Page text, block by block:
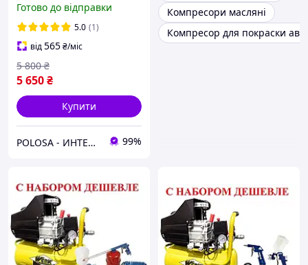
BM-2Т24N з Набором 4
пневмоінструментів
Готово до відправки
5.0 (1)
від565₴/міс
5 650₴
5 800 ₴
Купити
POLOSA - ИНТЕРНЕТ-МАГАЗИН ТОВАРОВ ДЛЯ СТРОИТЕЛЬСТВА, САДА И ДОМА 99%
Компресори масляні
Компресор для покраски